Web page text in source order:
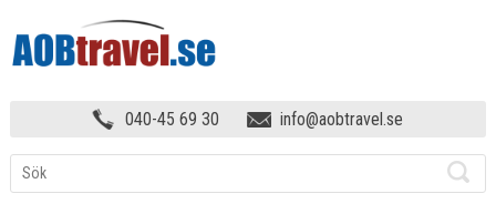
040-45 69 30 info@aobtravel.se